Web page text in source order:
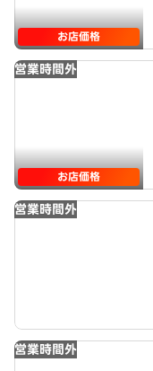
お店価格
営業時間外
お店価格
営業時間外
営業時間外